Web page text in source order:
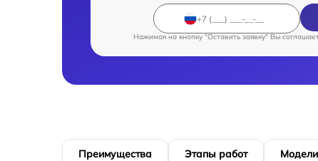
Нажимая на кнопку "Оставить заявку" Вы
Преимущества Этапы работ Модели